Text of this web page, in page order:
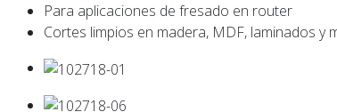
Para aplicaciones de fresado en router
Cortes limpios en madera, MDF, laminados y